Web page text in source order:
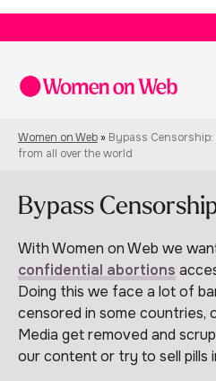
Women on Web » Bypass Censorship:
from all over the world
Bypass
With Women on Web we
confidential abortions
Doing this we face a lot of
censored in some countries,
Media get removed and
our content or try to sell pills